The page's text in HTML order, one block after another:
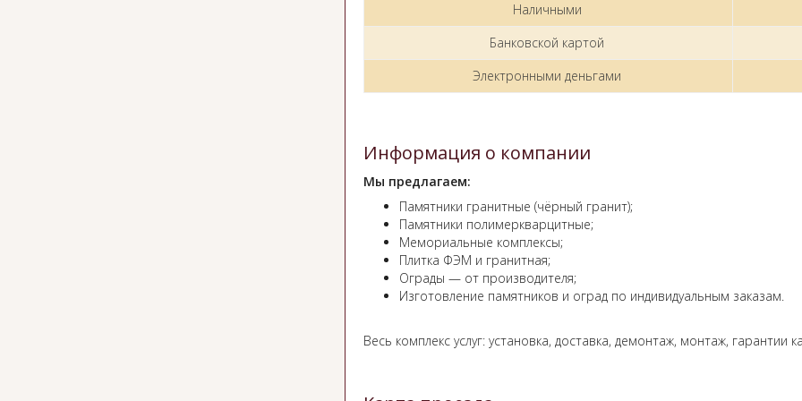
Наличными
Банковской картой
Электронными деньгами
Информация о компании
Мы предлагаем:
Памятники гранитные (чёрный гранит);
Памятники полимеркварцитные;
Мемориальные комплексы;
Плитка ФЭМ и гранитная;
Ограды — от производителя;
Изготовление памятников и оград по индивидуальным заказам.
Весь комплекс услуг: установка, доставка, демонтаж, монтаж, гарантии